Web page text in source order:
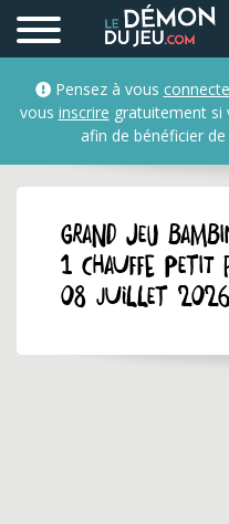
Pensez à vous
vous inscrire gratuitement si
afin de bénéficier
GRAND JEU
1 chauffe petit
08 juillet